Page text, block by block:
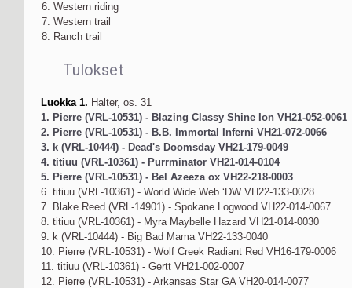
6. Western riding
7. Western trail
8. Ranch trail
Tulokset
Luokka 1. Halter, os. 31
1. Pierre (VRL-10531) - Blazing Classy Shine Ion VH21-052-0061
2. Pierre (VRL-10531) - B.B. Immortal Inferni VH21-072-0066
3. k (VRL-10444) - Dead's Doomsday VH21-179-0049
4. titiuu (VRL-10361) - Purrminator VH21-014-0104
5. Pierre (VRL-10531) - Bel Azeeza ox VH22-218-0003
6. titiuu (VRL-10361) - World Wide Web ‘DW VH22-133-0028
7. Blake Reed (VRL-14901) - Spokane Logwood VH22-014-0067
8. titiuu (VRL-10361) - Myra Maybelle Hazard VH21-014-0030
9. k (VRL-10444) - Big Bad Mama VH22-133-0040
10. Pierre (VRL-10531) - Wolf Creek Radiant Red VH16-179-0006
11. titiuu (VRL-10361) - Gertt VH21-002-0007
12. Pierre (VRL-10531) - Arkansas Star GA VH20-014-0077